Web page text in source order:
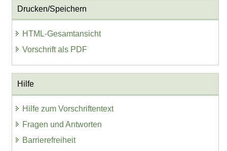
Drucken/Speichern
HTML-Gesamtansicht
Vorschrift als PDF
Hilfe
Hilfe zum Vorschriftentext
Fragen und Antworten
Barrierefreiheit